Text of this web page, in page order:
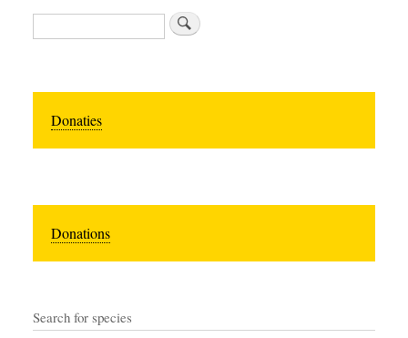
Search
Donaties
Donations
Search for species